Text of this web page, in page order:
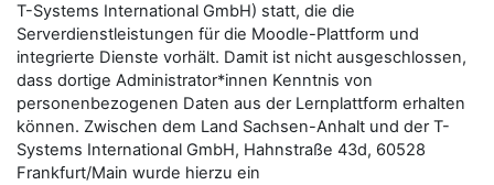
T-Systems International GmbH) statt, die die
Serverdienstleistungen für die Moodle-Plattform und
integrierte Dienste vorhält. Damit ist nicht ausgeschlossen,
dass dortige Administrator*innen Kenntnis von
personenbezogenen Daten aus der Lernplattform erhalten
können. Zwischen dem Land Sachsen-Anhalt und der T-
Systems International GmbH, Hahnstraße 43d, 60528
Frankfurt/Main wurde hierzu ein